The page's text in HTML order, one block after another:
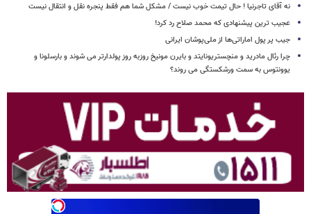
نه آقای تاجرنیا ! حال تیمت خوب نیست / مشکل شما هم فقط پنجره نقل و انتقال نیست
عجیب ترین پیشنهادی که محمد صلاح رد کرد!
جیب پر پول اماراتی‌ها از ملی‌پوشان ایرانی
چرا رئال مادرید و منچستریونایتد و بایرن مونیخ روزبه روز پولدارتر می شوند و بارسلونا و
یوونتوس به سمت ورشکستگی می روند؟